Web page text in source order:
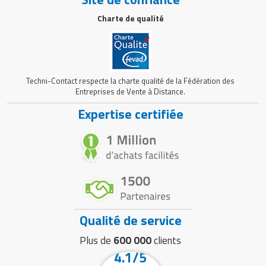
Charte de qualité
Techni-Contact respecte la charte qualité de la Fédération des
Entreprises de Vente à Distance.
Expertise certifiée
Qualité de service
Plus de 600 000clients
4.1/5